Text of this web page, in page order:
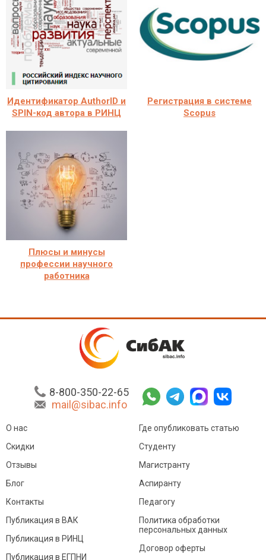
Идентификатор AuthorID и
SPIN-код автора в РИНЦ
Регистрация в системе
Scopus
Плюсы и минусы
профессии научного
работника
8-800-350-22-65
mail@sibac.info
О нас
Скидки
Отзывы
Блог
Контакты
Где опубликовать статью
Студенту
Магистранту
Аспиранту
Педагогу
Публикация в ВАК
Публикация в РИНЦ
Публикация в ЕГПНИ
Политика обработки
персональных данных
Договор оферты